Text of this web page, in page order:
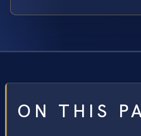
ON THIS